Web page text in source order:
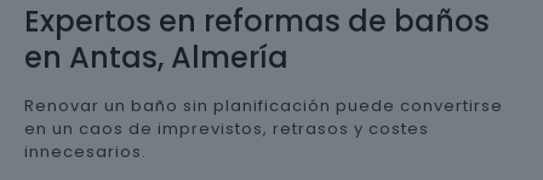
Expertos en reformas de baños
en Antas, Almería
Renovar un baño sin planificación puede convertirse
en un caos de imprevistos, retrasos y costes
innecesarios.